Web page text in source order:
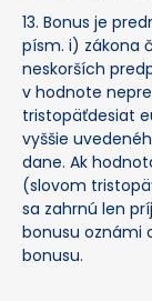
13. Bonus je
písm. i) zákona
neskorších
v hodnote
tristopäťdesiat
vyššie
dane. Ak
(slovom
sa zahrnú len
bonusu oznámi
bonusu.